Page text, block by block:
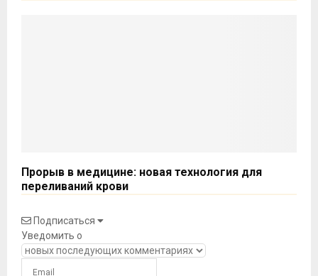
Прорыв в медицине: новая технология для
переливаний крови
Подписаться
Уведомить о